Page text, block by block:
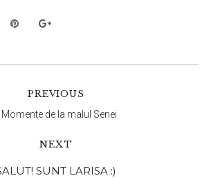
PREVIOUS
Momente de la malul Senei
NEXT
SUNT LARISA :)